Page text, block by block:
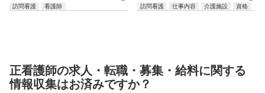
訪問看護 看護師 訪問看護 仕事内容 介護施設 資格
正看護師の求人・転職・募集・給料に関する
情報収集はお済みですか？